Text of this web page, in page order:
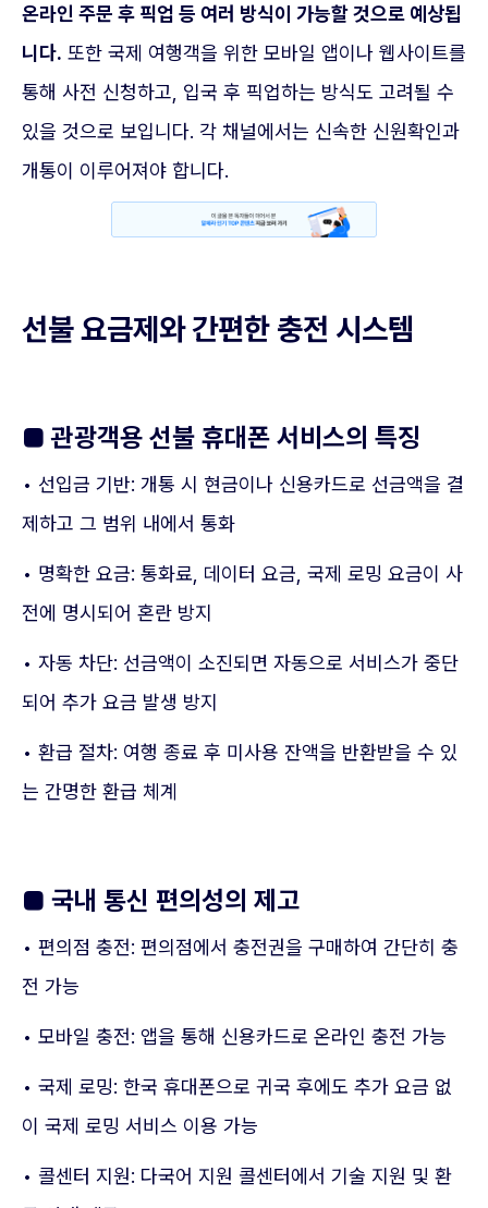
온라인 주문 후 픽업 등 여러 방식이 가능할 것으로 예상됩
니다. 또한 국제 여행객을 위한 모바일 앱이나 웹사이트를
통해 사전 신청하고, 입국 후 픽업하는 방식도 고려될 수
있을 것으로 보입니다. 각 채널에서는 신속한 신원확인과
개통이 이루어져야 합니다.
선불 요금제와 간편한 충전 시스템
■관광객용 선불 휴대폰 서비스의 특징
• 선입금 기반: 개통 시 현금이나 신용카드로 선금액을 결
제하고 그 범위 내에서 통화
• 명확한 요금: 통화료, 데이터 요금, 국제 로밍 요금이 사
전에 명시되어 혼란 방지
• 자동 차단: 선금액이 소진되면 자동으로 서비스가 중단
되어 추가 요금 발생 방지
• 환급 절차: 여행 종료 후 미사용 잔액을 반환받을 수 있
는 간명한 환급 체계
■ 국내 통신 편의성의 제고
• 편의점 충전: 편의점에서 충전권을 구매하여 간단히 충
전 가능
• 모바일 충전: 앱을 통해 신용카드로 온라인 충전 가능
• 국제 로밍: 한국 휴대폰으로 귀국 후에도 추가 요금 없
이 국제 로밍 서비스 이용 가능
• 콜센터 지원: 다국어 지원 콜센터에서 기술 지원 및 환